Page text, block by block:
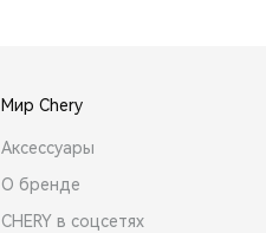
Мир Chery
Аксессуары
О бренде
CHERY в соцсетях